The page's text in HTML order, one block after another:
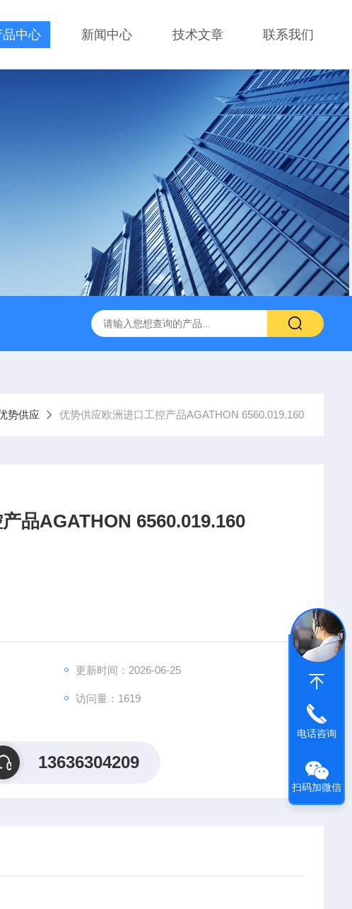
品中心 新闻中心 技术文章 联系我们
TYP:MPS 1 ID:281875 A-NR:417291 原装供应美国Parker
势供应 优势供应欧洲进口工控产品AGATHON 6560.019.160
品AGATHON 6560.019.160
更新时间：2026-06-25
访问量：1619
13636304209
电话咨询
扫码加微信